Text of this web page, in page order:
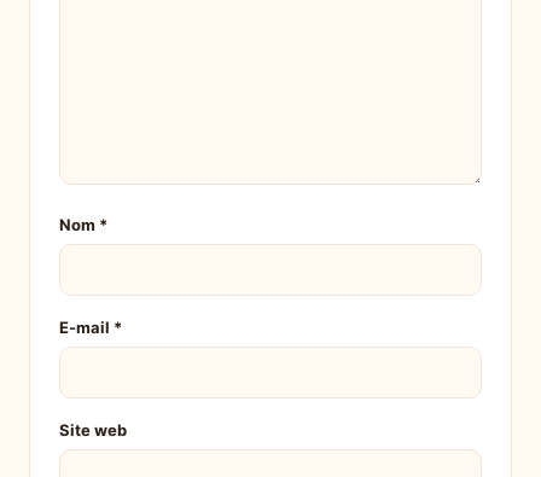
Nom *
E-mail *
Site web